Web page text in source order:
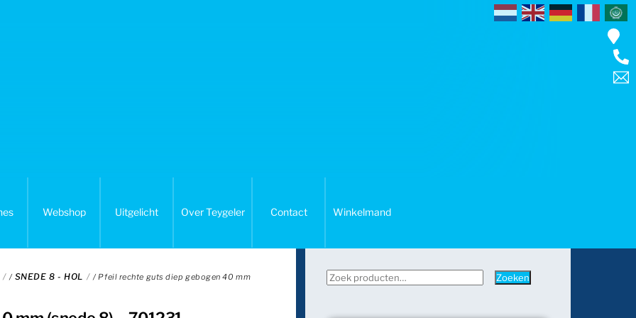
Webshop Uitgelicht Over Teygeler Contact Winkelmand
/ SNEDE 8 - HOL / Pfeil rechte guts diep gebogen 40 mm
Zoeken
Zoeken